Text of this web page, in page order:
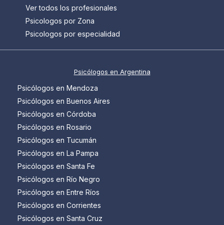
Ver todos los profesionales
Psicologos por Zona
Psicologos por especialidad
Psicólogos en Argentina
Psicólogos en Mendoza
Psicólogos en Buenos Aires
Psicólogos en Córdoba
Psicólogos en Rosario
Psicólogos en Tucumán
Psicólogos en La Pampa
Psicólogos en Santa Fe
Psicólogos en Río Negro
Psicólogos en Entre Ríos
Psicólogos en Corrientes
Psicólogos en Santa Cruz